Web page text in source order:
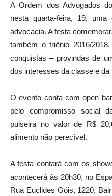
A Ordem dos Advogados
nesta quarta-feira, 19,
advocacia. A festa
também o triênio 2016/
conquistas – provindas de
dos interesses da classe e da
O evento conta com open
pelo compromisso social
pulseira no valor de R$
alimento não perecível.
A festa contará com os
acontecerá às 20h30, no
Rua Euclides Góis, 1220,